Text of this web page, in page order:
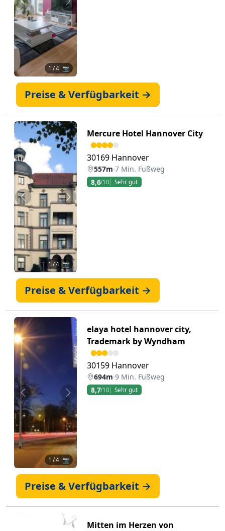
Zurück Weiter
1 / 4 📷
Preise & Verfügbarkeit →
Zurück Weiter
1 / 4 📷
Mercure Hotel Hannover City
30169 Hannover
557m·7 Min. Fußweg
8,6/10 Sehr gut
Preise & Verfügbarkeit →
Zurück Weiter
1 / 4 📷
elaya hotel hannover city,
Trademark by Wyndham
30159 Hannover
694m·9 Min. Fußweg
8,7/10 Sehr gut
Preise & Verfügbarkeit →
Mitten im Herzen von